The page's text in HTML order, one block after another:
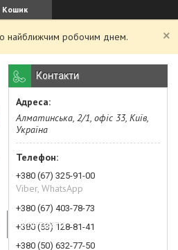
Кошик
найближчим робочим днем.
Контакти
Контакти
Алматинська, 2/1, офіс 33, Київ,
Україна
+380 (67) 325-91-00
Viber, WhatsApp
+380 (67) 403-78-73
+380 (63) 128-81-41
+380 (50) 632-77-50